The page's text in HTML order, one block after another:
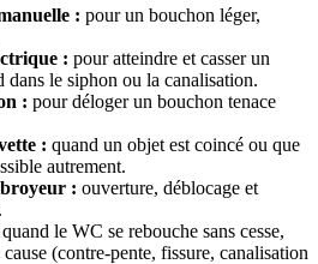
: pour un bouchon léger,
: pour atteindre et casser un
le siphon ou la canalisation.
: pour déloger un bouchon tenace
: quand un objet est coincé ou que
autrement.
: ouverture, déblocage et
quand le WC se rebouche sans cesse,
(contre-pente, fissure, canalisation